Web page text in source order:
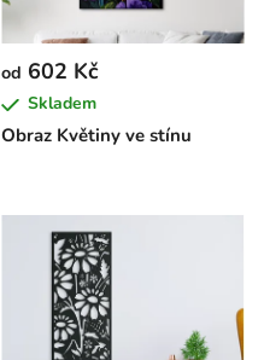
Obraz Květiny ve stínu
od 602 Kč
Skladem